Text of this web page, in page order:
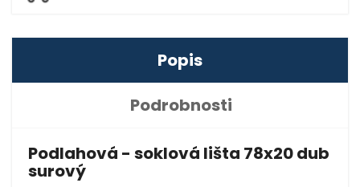
Popis
Podrobnosti
Podlahová - soklová lišta 78x20 dub
surový